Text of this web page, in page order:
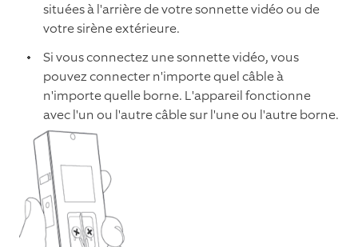
situées à l'arrière de votre sonnette vidéo ou de
votre sirène extérieure.
Si vous connectez une sonnette vidéo, vous
pouvez connecter n'importe quel câble à
n'importe quelle borne. L'appareil fonctionne
avec l'un ou l'autre câble sur l'une ou l'autre borne.